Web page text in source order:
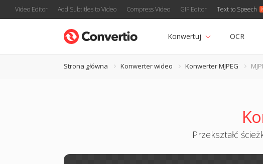
Video Editor Add Subtitles to Video Compress Video GIF Editor Text to Speech
Konwertuj OCR
Strona główna Konwerter wideo Konwerter MJPEG
Przekształć